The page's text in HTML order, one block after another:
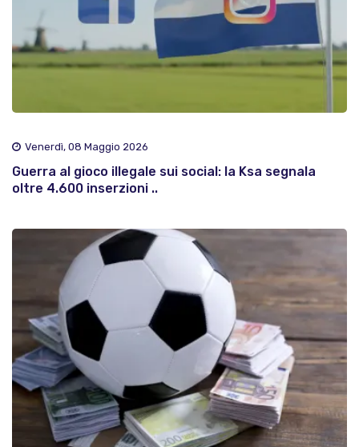
Venerdì, 08 Maggio 2026
Guerra al gioco illegale sui social: la Ksa segnala
oltre 4.600 inserzioni ..